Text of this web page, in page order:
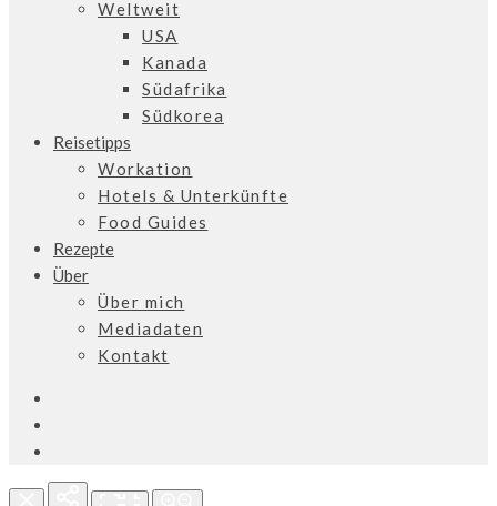
Weltweit
USA
Kanada
Südafrika
Südkorea
Reisetipps
Workation
Hotels & Unterkünfte
Food Guides
Rezepte
Über
Über mich
Mediadaten
Kontakt